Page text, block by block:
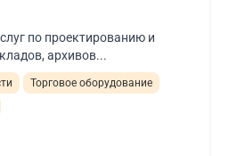
по проектированию и
архивов...
Торговое оборудование